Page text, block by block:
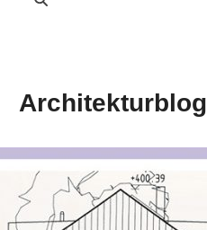
Architekturblog